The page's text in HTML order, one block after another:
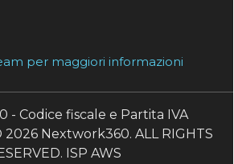
per maggiori informazioni
- Codice fiscale e Partita IVA
2026 Nextwork360. ALL RIGHTS
ISP AWS